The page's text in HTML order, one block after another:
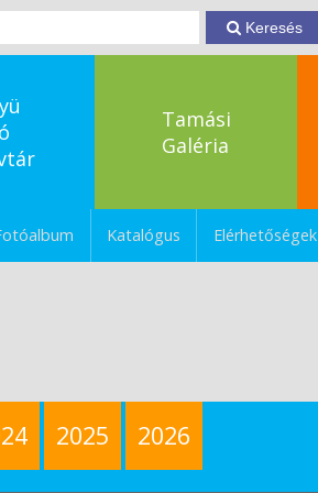
Keresés
Tamási
Galéria
Katalógus Elérhetőségek
2025 2026